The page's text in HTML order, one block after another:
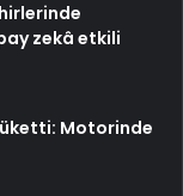
zekâ etkili
Motorinde